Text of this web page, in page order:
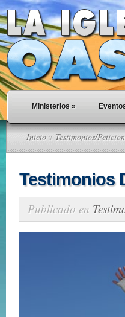
Ministerios »
Inicio » Testimonios/
Testimonios
Publicado en